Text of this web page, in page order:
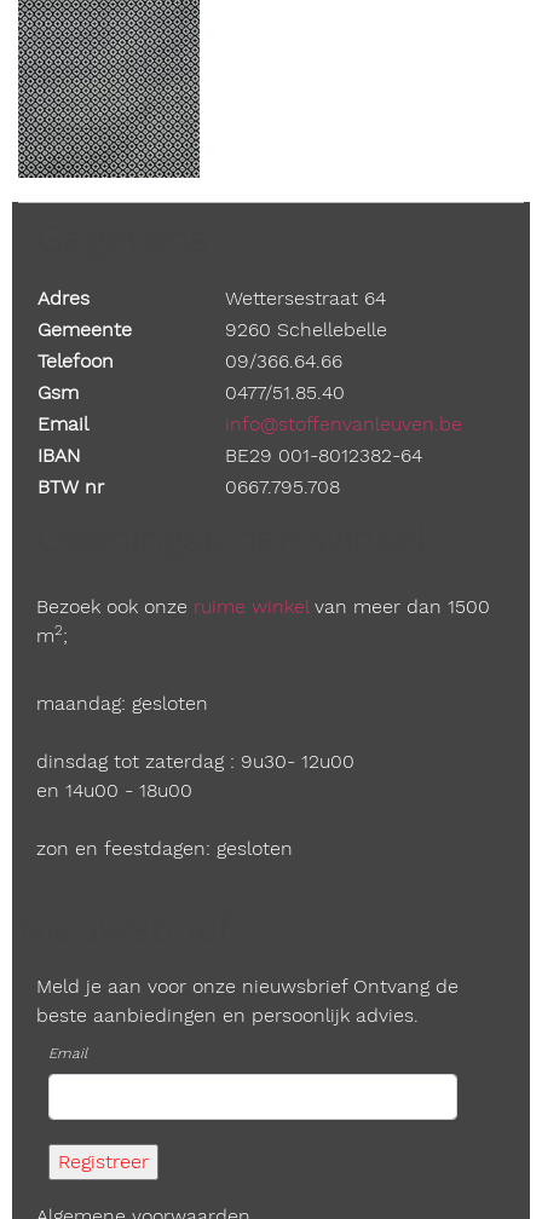
Adres
Wettersestraat 64
Gemeente
9260 Schellebelle
Telefoon
09/366.64.66
Gsm
0477/51.85.40
Email
info@stoffenvanleuven.be
IBAN
BE29 001-8012382-64
BTW nr
0667.795.708
Bezoek ook onze ruime winkel van meer dan 1500
m2;
maandag: gesloten
dinsdag tot zaterdag : 9u30- 12u00
en 14u00 - 18u00
zon en feestdagen: gesloten
Meld je aan voor onze nieuwsbrief Ontvang de
beste aanbiedingen en persoonlijk advies.
Email